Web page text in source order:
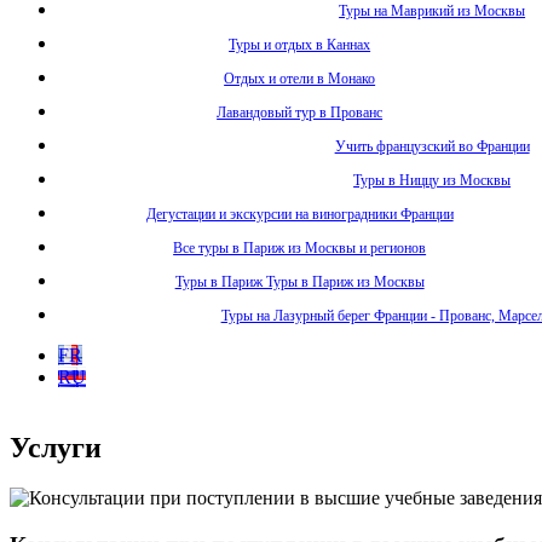
Туры на Маврикий из Москвы
Туры и отдых в Каннах
Отдых и отели в Монако
Лавандовый тур в Прованс
Учить французский во Франции
Туры в Ниццу из Москвы
Дегустации и экскурсии на виноградники Франции
Все туры в Париж из Москвы и регионов
Туры в Париж Туры в Париж из Москвы
Туры на Лазурный берег Франции - Прованс,
FR
RU
Услуги